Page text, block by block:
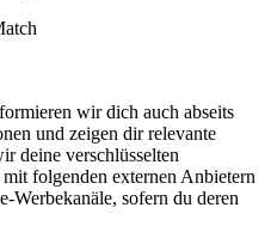
wir dich auch abseits
und zeigen dir relevante
deine verschlüsselten
folgenden externen Anbietern
Werbekanäle, sofern du deren